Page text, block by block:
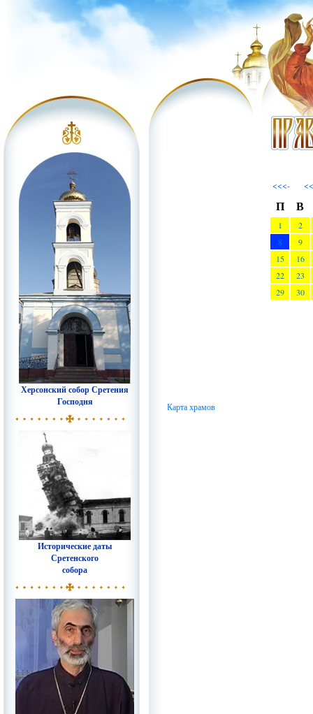
Херсонский собор Сретения
Господня
Исторические даты
Сретенского
собора
<<<- <<
П В
1
2
8
9
15
16
22
23
29
30
Карта храмов